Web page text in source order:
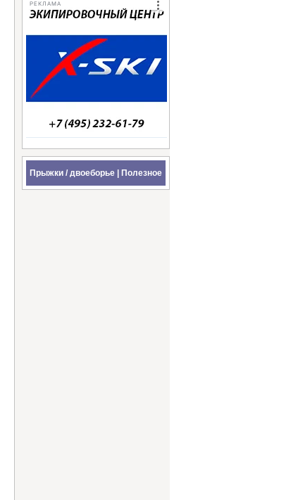
РЕКЛАМА
Прыжки / двоеборье | Полезное